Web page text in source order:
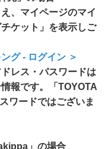
、マイページのマイ
ケット」を表示しご
グ - ログイン ＞
レス・パスワードは
報です。「TOYOTA
ワードではございま
」の場合